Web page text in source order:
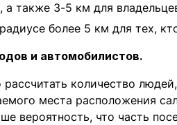
а также 3-5 км для
более 5 км для тех,
и автомобилистов.
количество
места расположения
вероятность, что часть